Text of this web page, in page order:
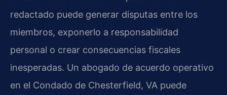
redactado puede generar disputas entre los
miembros, exponerlo a responsabilidad
personal o crear consecuencias fiscales
inesperadas. Un abogado de acuerdo operativo
en el Condado de Chesterfield, VA puede